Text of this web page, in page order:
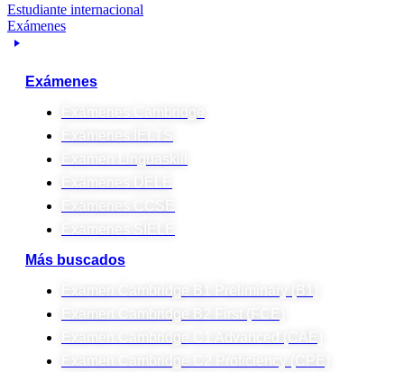
Estudiante internacional
Exámenes
Exámenes
Exámenes Cambridge
Exámenes IELTS
Examen Linguaskill
Exámenes DELE
Exámenes CCSE
Exámenes SIELE
Más buscados
Examen Cambridge B1 Preliminary (B1)
Examen Cambridge B2 First (FCE)
Examen Cambridge C1 Advanced (CAE)
Examen Cambridge C2 Proficiency (CPE)